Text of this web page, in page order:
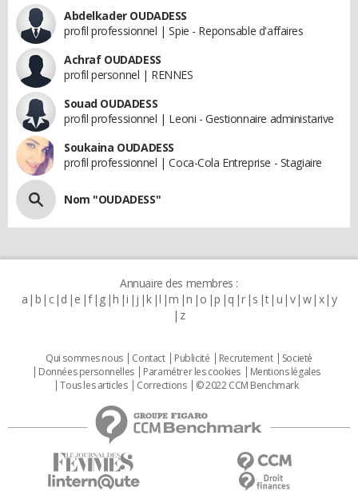
Abdelkader OUDADESS
profil professionnel | Spie - Reponsable d'affaires
Achraf OUDADESS
profil personnel | RENNES
Souad OUDADESS
profil professionnel | Leoni - Gestionnaire administarive
Soukaina OUDADESS
profil professionnel | Coca-Cola Entreprise - Stagiaire
Nom "OUDADESS"
Annuaire des membres :
a b c d e f g h i j k l m n o p q r s t u v w x y
z
Qui sommes nous Contact Publicité Recrutement
Societé
Données personnelles
Paramétrer les cookies
Mentions légales
Tous les articles
Corrections © 2022 CCM Benchmark